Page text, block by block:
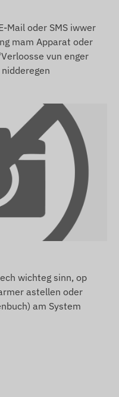
Mail oder SMS iwwer
mam Apparat oder
vun enger
wichteg sinn, op
astellen oder
am System